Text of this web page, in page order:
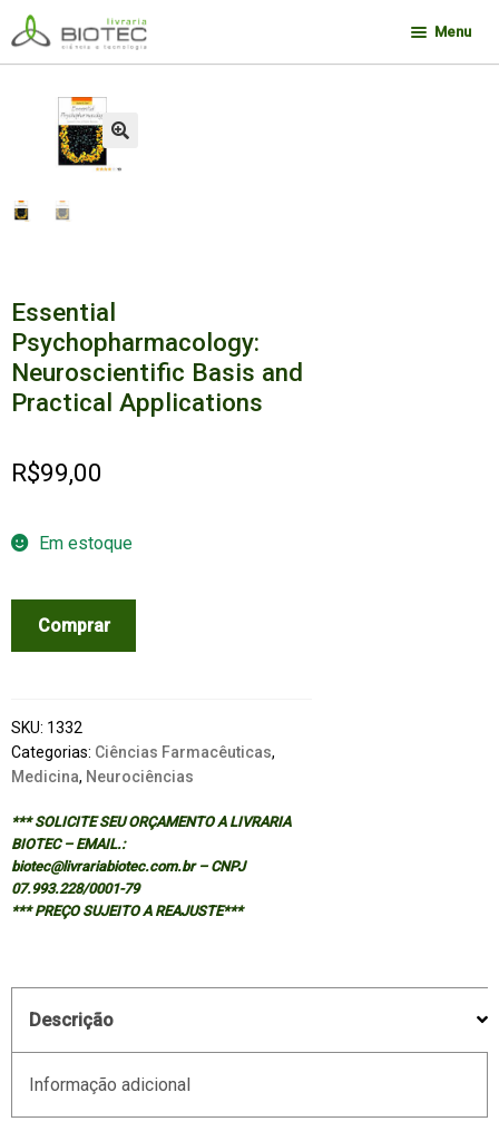
Pular
para
navegação
Pular
para
o
conteúdo
Menu
🔍
Essential
Psychopharmacology:
Neuroscientific Basis and
Practical Applications
R$99,00
Em estoque
Essential
Psychopharmacology:
and
Practical
Applications
Comprar
SKU: 1332
Categorias: Ciências Farmacêuticas,
Medicina, Neurociências
*** SOLICITE SEU ORÇAMENTO A LIVRARIA
BIOTEC – EMAIL.:
biotec@livrariabiotec.com.br – CNPJ
07.993.228/0001-79
*** PREÇO SUJEITO A REAJUSTE***
Descrição
Informação adicional